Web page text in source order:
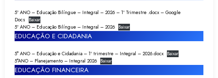
5º ANO – Educação Bilíngue – Integral – 2026 – 1º Trimestre .docx – Google
Docs
Baixar
5º ANO – Educação Bilíngue – Integral – 2026 Baixar
EDUCAÇÃO E CIDADANIA
5° ANO – Educação e Cidadania – 1º trimestre – Integral – 2026.docx Baixar
5°ANO – Planejamento – Integral 2026 Baixar
EDUCAÇÃO FINANCEIRA